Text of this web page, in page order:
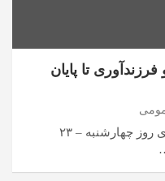
تا پایان
به گزارش رکنا، سید احسان خاندوزی روز چهارشنبه – ۲۳